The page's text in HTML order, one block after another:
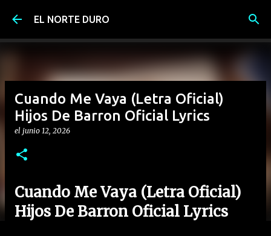
Ir al contenido principal
EL NORTE DURO
Cuando Me Vaya (Letra Oficial)
Hijos De Barron Oficial Lyrics
el junio 12, 2026
Cuando Me Vaya (Letra Oficial)
Hijos De Barron Oficial Lyrics